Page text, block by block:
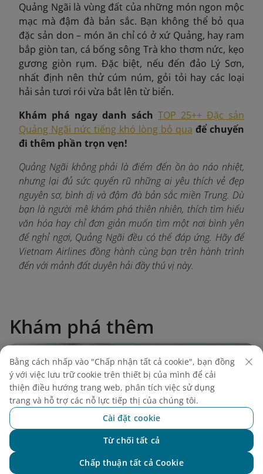
Quảng Ngãi là vùng đất của những món ngon mộc
mạc mà đậm đà bản sắc. Bạn không thể bỏ qua
đặc sản don – món ăn chỉ có ở xứ Quảng, hay ram
bắp giòn tan, cá bống sông Trà kho thơm nức, kẹo
gương giòn rụm. Đặc biệt, nếu đến đảo Lý Sơn,
nhất định nên thử cúm núm, gỏi tỏi hay các loại
hải sản tươi rói vừa bắt lên từ biển.
Khám phá ngay danh sách TOP 25++ Đặc sản
Quảng Ngãi nức tiếng khó lòng bỏ qua để chuyến
đi thêm phần trọn vẹn!
Quảng Ngãi không phải là điểm đến ồn ào náo nhiệt,
nhưng lại đủ sức quyến rũ những ai yêu thích vẻ đẹp
nguyên sơ, bình dị và đậm đà bản sắc miền Trung. Dù
bạn là người mê khám phá thiên nhiên, thích tìm hiểu
văn hóa hay chỉ đơn giản muốn tìm một nơi bình yên
để nghỉ ngơi, Quảng Ngãi đều có thể đáp ứng. Hãy để
Vietnam Airlines đồng hành cùng bạn trên hành trình
đến với mảnh đất duyên hải đầy thú vị này.
Khám phá thêm
Bằng cách nhấp vào "Chấp nhận tất cả cookie", bạn đồng
ý với việc lưu trữ cookie trên thiết bị của mình để cải
thiện điều hướng trang web, phân tích việc sử dụng
trang và hỗ trợ các nỗ lực tiếp thị của chúng tôi.
Cài đặt cookie
Từ chối tất cả
Chấp thuận tất cả Cookie